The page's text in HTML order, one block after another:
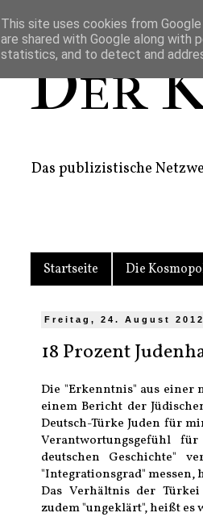
Der
Das publizistische
Startseite Die
Freitag, 24. August 2012
18 Prozent
Die "Erkenntnis" aus einer
einem Bericht der
Deutsch-Türke Juden für
Verantwortungsgefühl
deutschen Geschichte"
"Integrationsgrad" messen,
Das Verhältnis der
zudem "ungeklärt", heißt es
This site uses cookies from
are shared with Google along with
statistics, and to detect and